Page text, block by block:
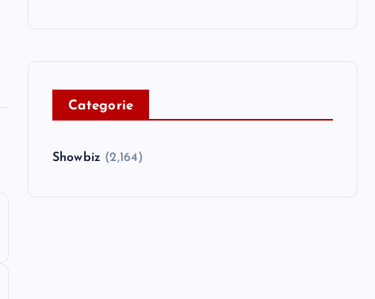
Categorie
Showbiz (2,164)